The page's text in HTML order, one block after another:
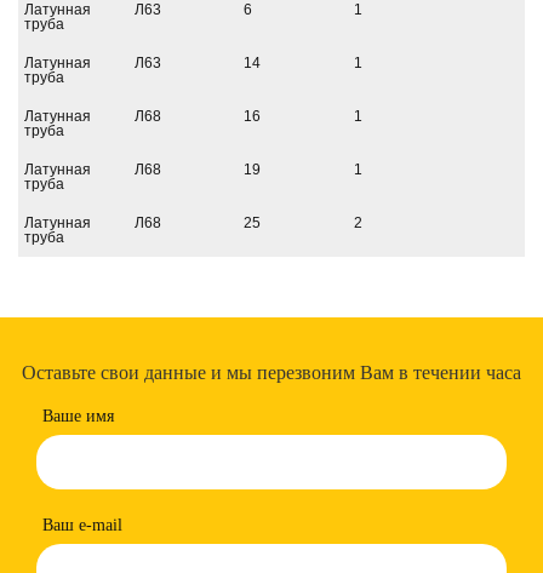
Латунная
труба
Л63 6 1
Латунная
труба
Л63 14 1
Латунная
труба
Л68 16 1
Латунная
труба
Л68 19 1
Латунная
труба
Л68 25 2
Оставьте свои данные и мы перезвоним Вам в течении часа
Ваше имя
Ваш e-mail